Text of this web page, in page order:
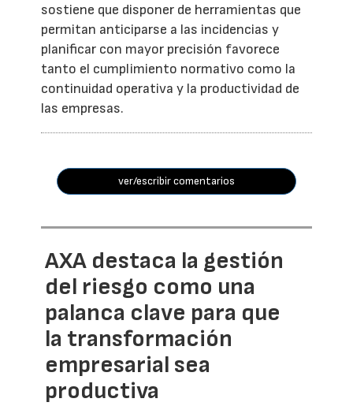
sostiene que disponer de herramientas que
permitan anticiparse a las incidencias y
planificar con mayor precisión favorece
tanto el cumplimiento normativo como la
continuidad operativa y la productividad de
las empresas.
ver/escribir comentarios
AXA destaca la gestión
del riesgo como una
palanca clave para que
la transformación
empresarial sea
productiva